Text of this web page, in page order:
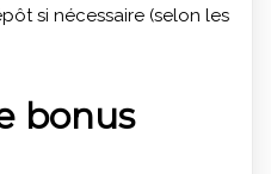
si nécessaire (selon les
bonus